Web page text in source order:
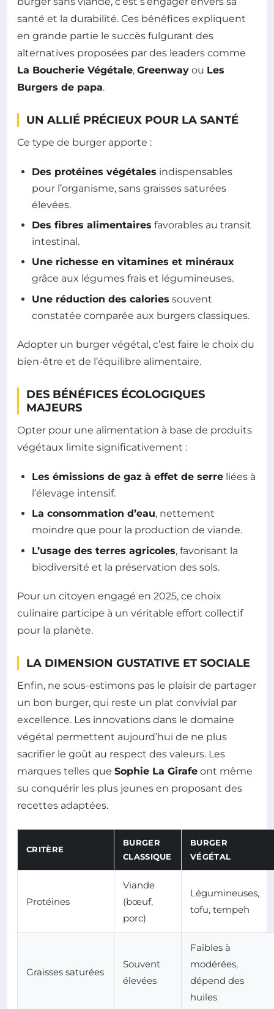
santé et la durabilité. Ces bénéfices expliquent
en grande partie le succès fulgurant des
alternatives proposées par des leaders comme
La Boucherie Végétale, Greenway ou Les
Burgers de papa.
UN ALLIÉ PRÉCIEUX POUR LA SANTÉ
Ce type de burger apporte :
Des protéines végétales indispensables
pour l’organisme, sans graisses saturées
élevées.
Des fibres alimentaires favorables au transit
intestinal.
Une richesse en vitamines et minéraux
grâce aux légumes frais et légumineuses.
Une réduction des calories souvent
constatée comparée aux burgers classiques.
Adopter un burger végétal, c’est faire le choix du
bien-être et de l’équilibre alimentaire.
DES BÉNÉFICES ÉCOLOGIQUES
MAJEURS
Opter pour une alimentation à base de produits
végétaux limite significativement :
Les émissions de gaz à effet de serre liées à
l’élevage intensif.
La consommation d’eau, nettement
moindre que pour la production de viande.
L’usage des terres agricoles, favorisant la
biodiversité et la préservation des sols.
Pour un citoyen engagé en 2025, ce choix
culinaire participe à un véritable effort collectif
pour la planète.
LA DIMENSION GUSTATIVE ET SOCIALE
Enfin, ne sous-estimons pas le plaisir de partager
un bon burger, qui reste un plat convivial par
excellence. Les innovations dans le domaine
végétal permettent aujourd’hui de ne plus
sacrifier le goût au respect des valeurs. Les
marques telles que Sophie La Girafe ont même
su conquérir les plus jeunes en proposant des
recettes adaptées.
CRITÈRE
BURGER
CLASSIQUE
BURGER
VÉGÉTAL
Protéines
Viande
(bœuf,
porc)
Légumineuses,
tofu, tempeh
Graisses saturées
Souvent
élevées
Faibles à
modérées,
dépend des
huiles